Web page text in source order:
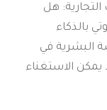
هل
في
الاستغناء